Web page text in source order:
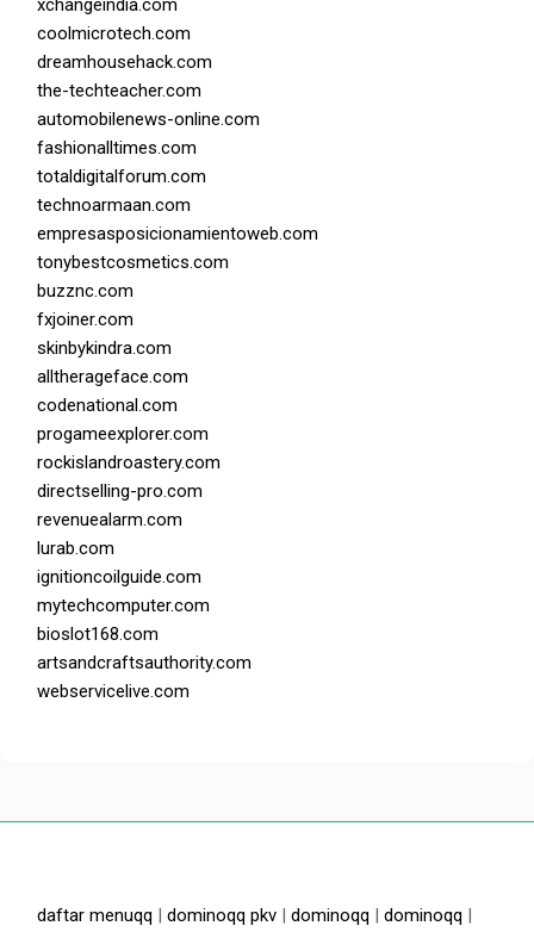
xchangeindia.com
coolmicrotech.com
dreamhousehack.com
the-techteacher.com
automobilenews-online.com
fashionalltimes.com
totaldigitalforum.com
technoarmaan.com
empresasposicionamientoweb.com
tonybestcosmetics.com
buzznc.com
fxjoiner.com
skinbykindra.com
alltherageface.com
codenational.com
progameexplorer.com
rockislandroastery.com
directselling-pro.com
revenuealarm.com
lurab.com
ignitioncoilguide.com
mytechcomputer.com
bioslot168.com
artsandcraftsauthority.com
webservicelive.com
daftar menuqq | dominoqq pkv | dominoqq | dominoqq |